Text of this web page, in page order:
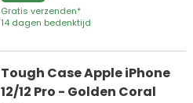
Gratis verzenden*
14 dagen bedenktijd
Tough Case Apple iPhone
12/12 Pro - Golden Coral